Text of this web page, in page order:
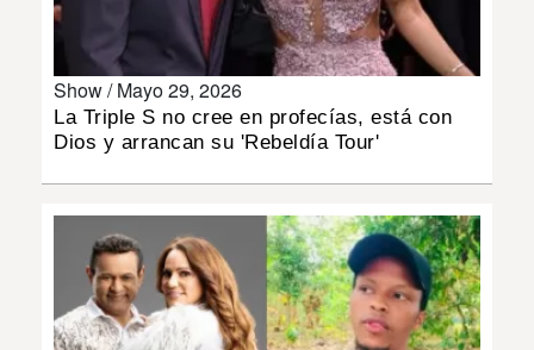
SHOW
DEPORTES
MULTIMEDIA
Show /Mayo 29, 2026
La Triple S no cree en profecías, está con
Dios y arrancan su 'Rebeldía Tour'